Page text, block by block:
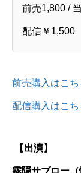
前売1,800 /
配信￥1,500
前売購入はこち
配信購入はこち
【出演】
霧隠サブロー